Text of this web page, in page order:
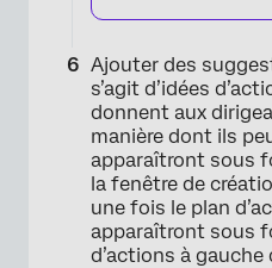
Ajouter des
s’agit d’idées
donnent aux
manière dont ils
apparaîtront sous
la fenêtre de
une fois le plan
apparaîtront sous
d’actions à gauche